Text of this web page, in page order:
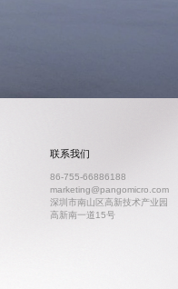
联系我们
86-755-66886188
marketing@pangomicro.com
深圳市南山区高新技术产业园
高新南一道15号